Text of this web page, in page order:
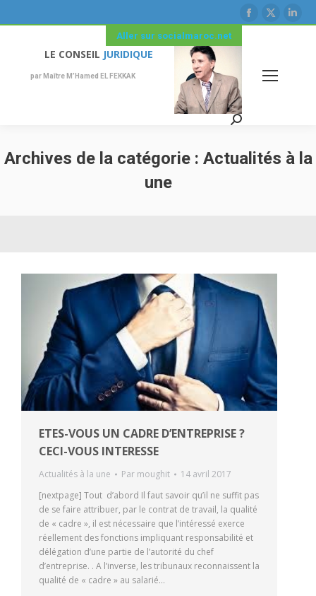
dansdans
Aller sur socialmaroc.net
LE CONSEIL JURIDIQUE
par Maître M’Hamed EL FEKKAK
Recherche
Archives de la catégorie : Actualités à la
une
ETES-VOUS UN CADRE D’ENTREPRISE ?
CECI-VOUS INTERESSE
Actualités à la une Par moughit
14 avril 2017
[nextpage] Tout d’abord Il faut savoir qu’il ne suffit pas
de se faire attribuer, par le contrat de travail, la qualité
de « cadre », il est nécessaire que l’intéressé exerce
réellement des fonctions impliquant responsabilité et
délégation d’une partie de l’autorité du chef
d’entreprise. . A l’inverse, les tribunaux reconnaissent la
qualité de « cadre » au salarié…